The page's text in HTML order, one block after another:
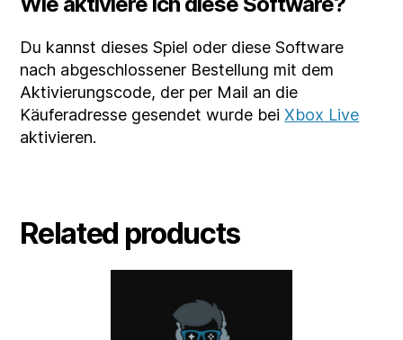
Du kannst dieses Spiel oder diese Software
nach abgeschlossener Bestellung mit dem
Aktivierungscode, der per Mail an die
Käuferadresse gesendet wurde beiXbox Live
aktivieren.
Related products